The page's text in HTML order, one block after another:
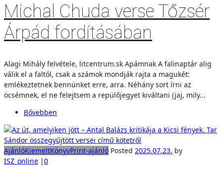
Michal Chuda verse Tőzsér
Árpád fordításában
Alagi Mihály felvétele, litcentrum.sk Apámnak A falinaptár alig
válik el a faltól, csak a számok mondják rajta a magukét:
emlékeztetnek bennünket erre, arra. Néhány sort írni az
öcsémnek, el ne felejtsem a repülőjegyet kiváltani (jaj, mily...
Bővebben
AjánlóKiemeltKönyvPrint-ajánló Posted 2025.07.23. by
ISZ_online |0